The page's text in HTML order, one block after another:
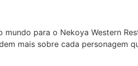
para o Nekoya Western
mais sobre cada personagem